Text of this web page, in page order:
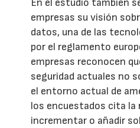
En el estudio también
empresas su visión
datos, una de las
por el reglamento
empresas reconocen
seguridad actuales no
el entorno actual de
los encuestados cita la
incrementar o añadir